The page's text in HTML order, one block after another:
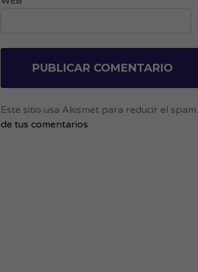
Este sitio usa Akismet para reducir el spam.
de tus comentarios.